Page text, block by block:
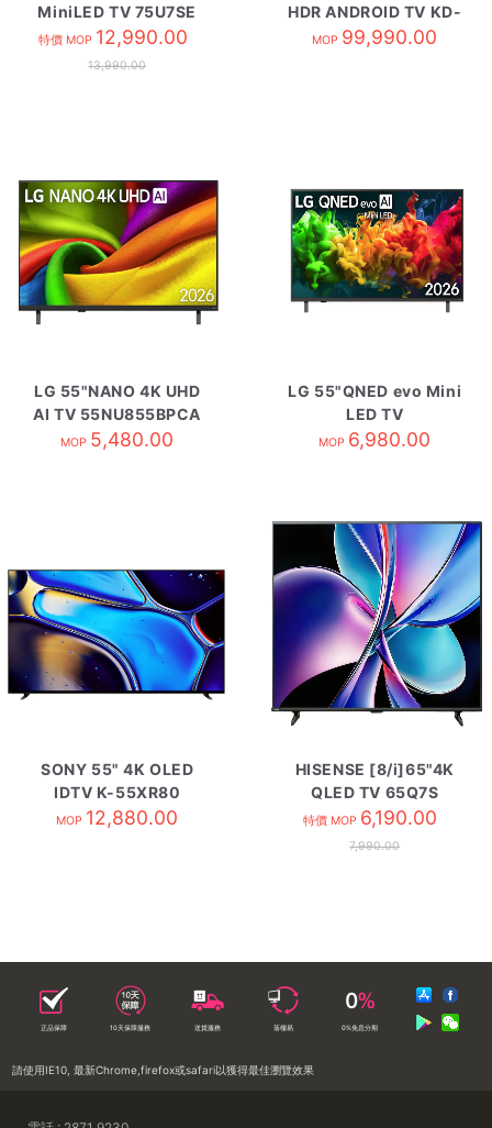
MiniLED TV 75U7SE
特價 MOP 12,990.00
13,990.00
HDR ANDROID TV KD-
Z9J
MOP 99,990.00
LG 55"NANO 4K UHD
AI TV 55NU855BPCA
MOP 5,480.00
LG 55"QNED evo Mini
LED TV
55QNED80BCA
MOP 6,980.00
SONY 55" 4K OLED
IDTV K-55XR80
MOP 12,880.00
HISENSE [8/i]65"4K
QLED TV 65Q7S
特價 MOP 6,190.00
7,990.00
正品保障 10天保障服務 送貨服務 落樓易 0%免息分期
請使用IE10, 最新Chrome,firefox或safari以獲得最佳瀏覽效果